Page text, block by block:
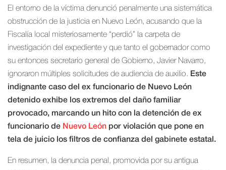
El entorno de la víctima denunció penalmente una sistemática
obstrucción de la justicia en Nuevo León, acusando que la
Fiscalía local misteriosamente “perdió” la carpeta de
investigación del expediente y que tanto el gobernador como
su entonces secretario general de Gobierno, Javier Navarro,
ignoraron múltiples solicitudes de audiencia de auxilio. Este
indignante caso del ex funcionario de Nuevo León
detenido exhibe los extremos del daño familiar
provocado, marcando un hito con la detención de ex
funcionario de Nuevo León por violación que pone en
tela de juicio los filtros de confianza del gabinete estatal.
En resumen, la denuncia penal, promovida por su antigua